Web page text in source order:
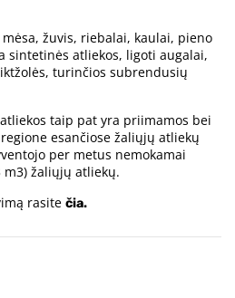
žuvis, riebalai, kaulai, pieno
sintetinės atliekos, ligoti augalai,
turinčios subrendusių
taip pat yra priimamos bei
esančiose žaliųjų atliekų
per metus nemokamai
m3) žaliųjų atliekų.
rasite čia.